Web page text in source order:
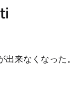
来なくなった。